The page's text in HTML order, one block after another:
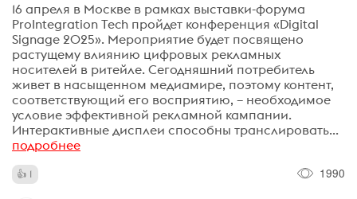
16 апреля в Москве в рамках выставки-форума
ProIntegration Tech пройдет конференция «Digital
Signage 2025». Мероприятие будет посвящено
растущему влиянию цифровых рекламных
носителей в ритейле. Сегодняшний потребитель
живет в насыщенном медиамире, поэтому контент,
соответствующий его восприятию, – необходимое
условие эффективной рекламной кампании.
Интерактивные дисплеи способны транслировать...
подробнее
1 1990